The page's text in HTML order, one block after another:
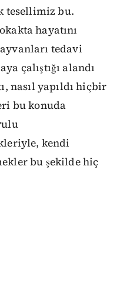
tesellimiz bu.
hayatını
tedavi
çalıştığı alandı
nasıl yapıldı hiçbir
bu konuda
kendi
bu şekilde hiç